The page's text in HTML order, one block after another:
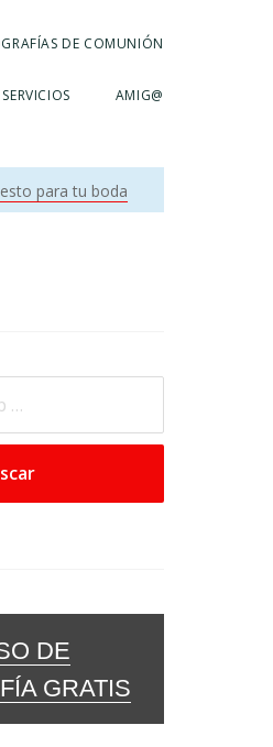
DE COMUNIÓN
SERVICIOS AMIG@
para tu boda
DE
GRATIS